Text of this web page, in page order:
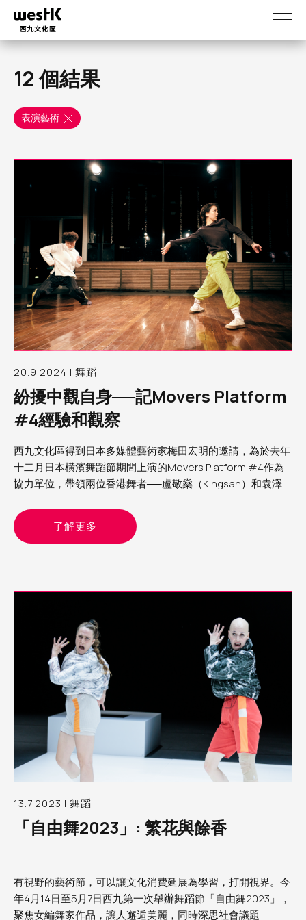
主
12 個結果
表演藝術
20.9.2024 | 舞蹈
紛擾中觀自身──記Movers Platform
#4經驗和觀察
西九文化區得到日本多媒體藝術家梅田宏明的邀請，為於去年
十二月日本橫濱舞蹈節期間上演的Movers Platform #4作為
協力單位，帶領兩位香港舞者──盧敬燊（Kingsan）和袁澤森
理表演藝術製作人（舞蹈）Yvonne，分享這個計劃的經驗和
觀察
了解更多
13.7.2023 | 舞蹈
「自由舞2023」: 繁花與餘香
有視野的藝術節，可以讓文化消費延展為學習，打開視界。今
年4月14日至5月7日西九第一次舉辦舞蹈節「自由舞2023」，
聚焦女編舞家作品，讓人邂逅美麗，同時深思社會議題